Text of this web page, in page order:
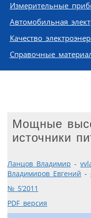
Измерительные
Автомобильная
Качество
Справочные
Мощные
источники
Ланцов Владимир -
Владимиров Евгений -
№ 5’2011
PDF версия